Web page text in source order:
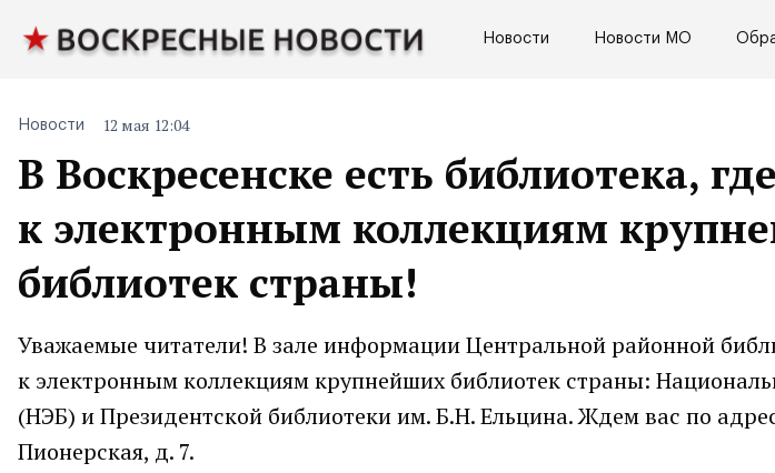
Новости Новости МО
В Воскресенске есть библиотека,
к электронным коллекциям
библиотек страны!
Новости 12 мая 12:04
Уважаемые читатели! В зале информации Центральной районной
к электронным коллекциям крупнейших библиотек страны:
(НЭБ) и Президентской библиотеки им. Б.Н. Ельцина. Ждем вас по
Пионерская, д. 7.